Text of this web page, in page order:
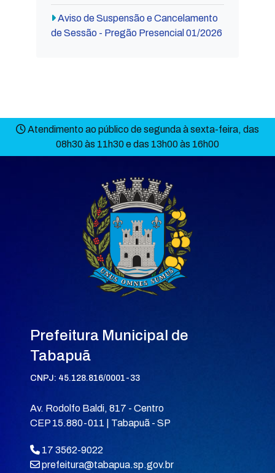
Aviso de Suspensão e Cancelamento
de Sessão - Pregão Presencial 01/2026
Atendimento ao público de segunda à sexta-feira, das
08h30 às 11h30 e das 13h00 às 16h00
Prefeitura Municipal de
Tabapuã
CNPJ: 45.128.816/0001-33
Av. Rodolfo Baldi, 817 - Centro
CEP 15.880-011 | Tabapuã - SP
17 3562-9022
prefeitura@tabapua.sp.gov.br